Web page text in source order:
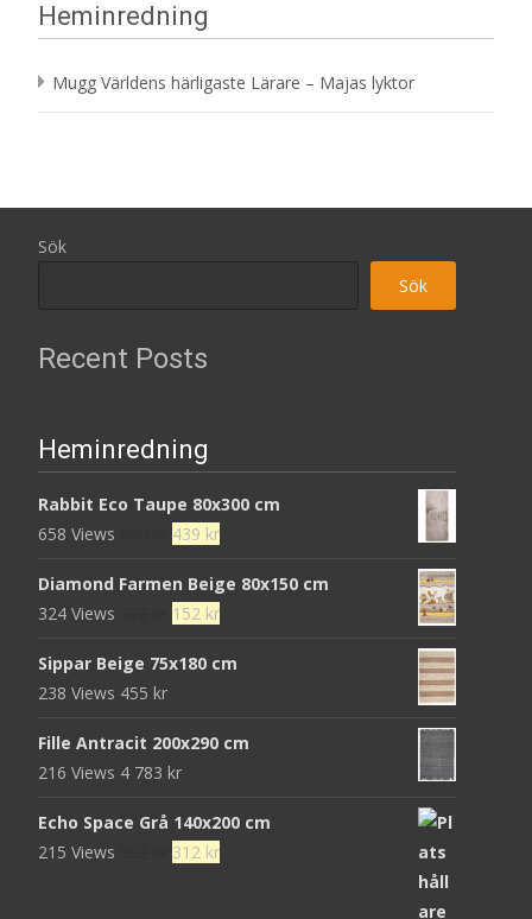
Heminredning
Mugg Världens härligaste Lärare – Majas lyktor
Sök
Sök
Recent Posts
Heminredning
Rabbit Eco Taupe 80x300 cm
658 Views
Det
priset
var:
439 krDet
priset
är:
Diamond Farmen Beige 80x150 cm
324 Views
Det
priset
152 krDet
priset
Sippar Beige 75x180 cm
238 Views 455 kr
Fille Antracit 200x290 cm
216 Views 4 783 kr
Echo Space Grå 140x200 cm
215 Views
Det
312 krDet